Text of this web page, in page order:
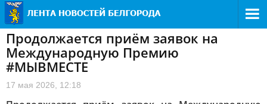
Продолжается приём заявок на
Международную Премию
#МЫВМЕСТЕ
17 мая 2026, 12:18